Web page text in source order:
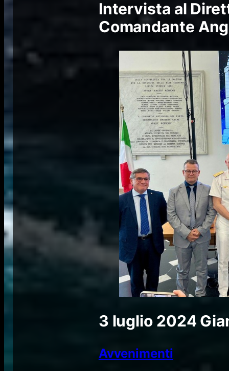
Intervista al
Comandante
3 luglio 2024
Avvenimenti